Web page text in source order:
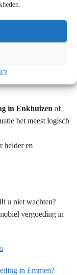
Zorg
u bij de
in Enkhuizen of
het meest logisch
helder en
u niet wachten?
vergoeding in
in Emmen?